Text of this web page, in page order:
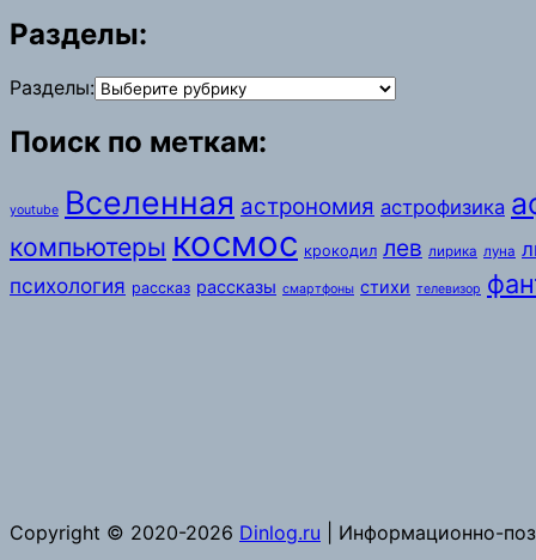
Разделы:
Разделы:
Поиск по меткам:
youtube Вселенная астрономия астрофизика
компьютеры космос крокодил лев лирика луна
психология рассказ рассказы смартфоны стихи телевизор
Copyright © 2020-2026 Dinlog.ru | Информационно-